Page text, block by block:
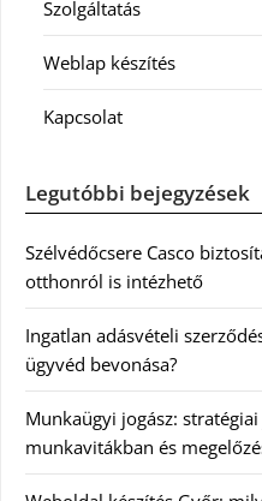
Szolgáltatás
Weblap készítés
Kapcsolat
Legutóbbi bejegyzések
Szélvédőcsere Casco
otthonról is intézhető
Ingatlan adásvételi
ügyvéd bevonása?
Munkaügyi jogász:
munkavitákban és